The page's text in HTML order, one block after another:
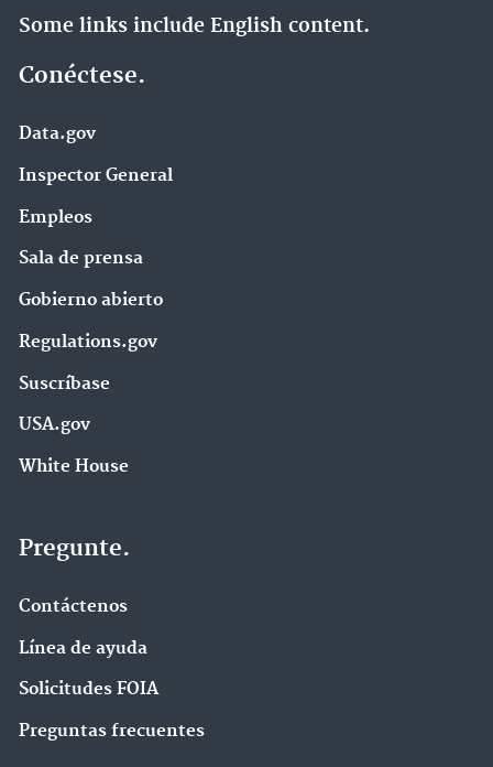
Some links include English content.
Conéctese.
Data.gov
Inspector General
Empleos
Sala de prensa
Gobierno abierto
Regulations.gov
Suscríbase
USA.gov
White House
Pregunte.
Contáctenos
Línea de ayuda
Solicitudes FOIA
Preguntas frecuentes